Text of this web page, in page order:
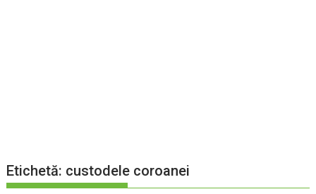
Etichetă: custodele coroanei